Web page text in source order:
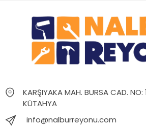
KARŞIYAKA MAH. BURSA CAD.
KÜTAHYA
info@nalburreyonu.com